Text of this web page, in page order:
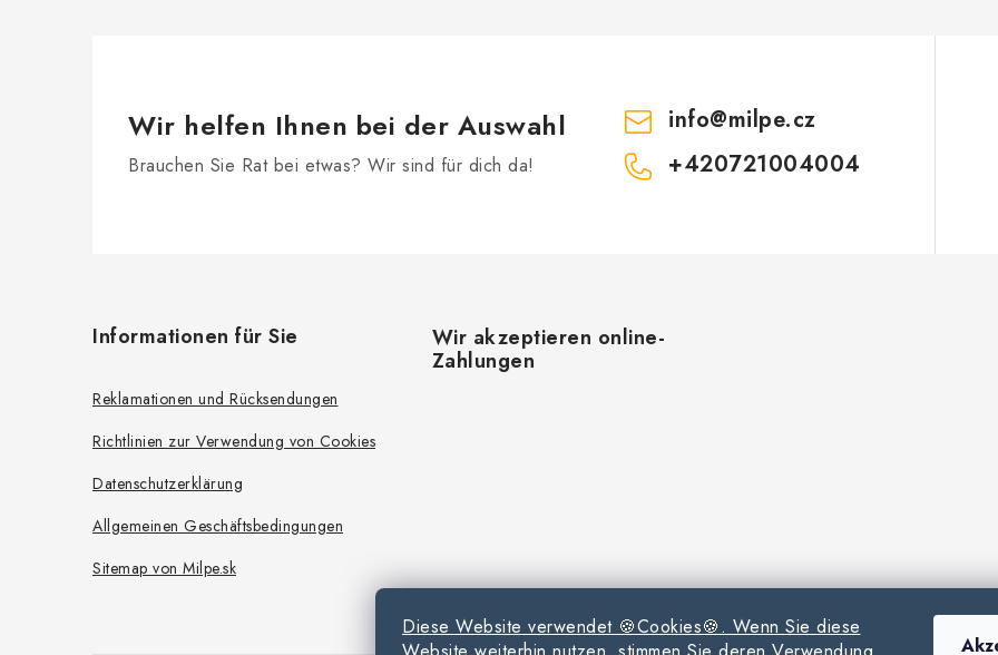
Diese Website verwendet 🍪Cookies🍪. Wenn Sie diese
Wir helfen Ihnen bei der Auswahl
Brauchen Sie Rat bei etwas? Wir sind für dich da!
info@milpe.cz
+420721004004
Informationen für Sie
Reklamationen und Rücksendungen
Richtlinien zur Verwendung von Cookies
Datenschutzerklärung
Allgemeinen Geschäftsbedingungen
Sitemap von Milpe.sk
Wir akzeptieren online-
Zahlungen